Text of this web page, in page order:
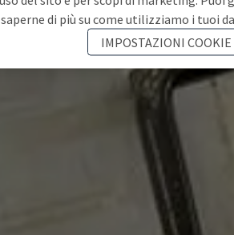
di più su come utilizziamo i tuoi
IMPOSTAZIONI COOKIE